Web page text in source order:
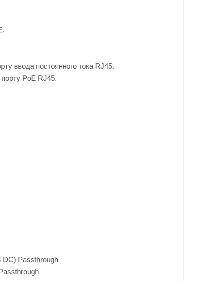
ввода постоянного тока RJ45.
PoE RJ45.
Passthrough